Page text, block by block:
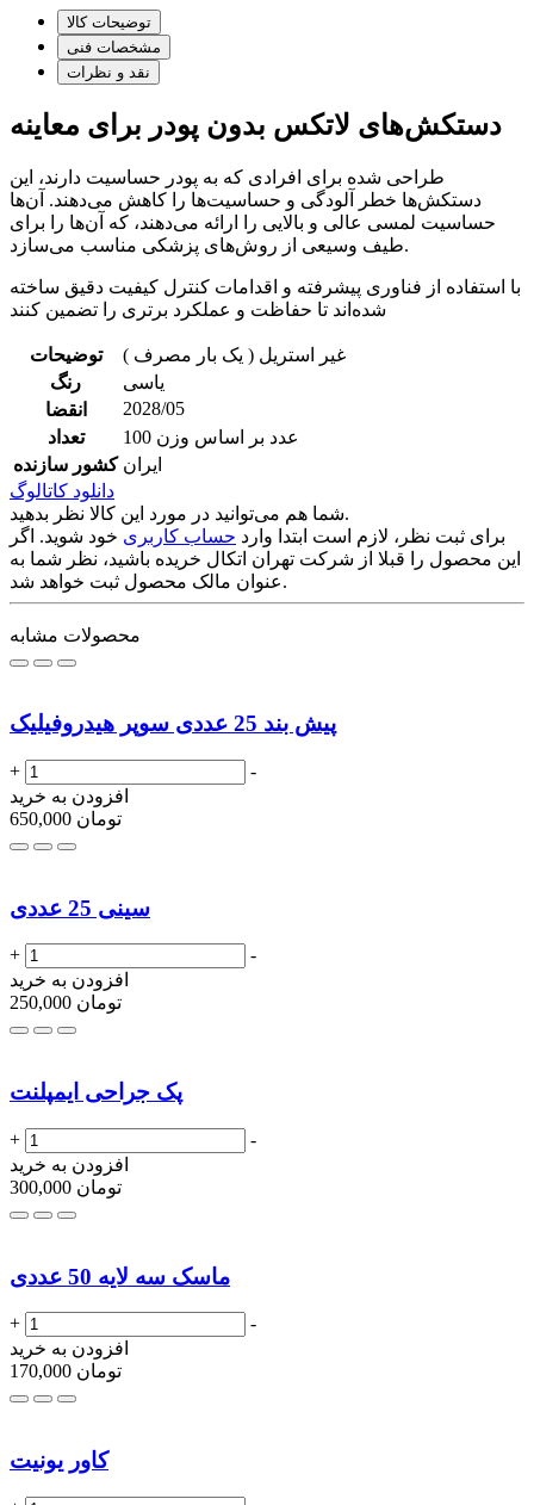
توضیحات کالا
مشخصات فنی
نقد و نظرات
دستکش‌های لاتکس بدون پودر برای معاینه
طراحی شده برای افرادی که به پودر حساسیت دارند، این
دستکش‌ها خطر آلودگی و حساسیت‌ها را کاهش می‌دهند. آن‌ها
حساسیت لمسی عالی و بالایی را ارائه می‌دهند، که آن‌ها را برای
طیف وسیعی از روش‌های پزشکی مناسب می‌سازد.
با استفاده از فناوری پیشرفته و اقدامات کنترل کیفیت دقیق ساخته
شده‌اند تا حفاظت و عملکرد برتری را تضمین کنند
توضیحات
غیر استریل ( یک بار مصرف )
رنگ
یاسی
انقضا
2028/05
تعداد
100 عدد بر اساس وزن
کشور سازنده ایران
دانلود کاتالوگ
شما هم می‌توانید در مورد این کالا نظر بدهید.
برای ثبت نظر، لازم است ابتدا وارد حساب کاربری خود شوید. اگر
این محصول را قبلا از شرکت تهران اتکال خریده باشید، نظر شما به
عنوان مالک محصول ثبت خواهد شد.
محصولات مشابه
پیش بند 25 عددی سوپر هیدروفیلیک
+
-
افزودن به خرید
650,000 تومان
سینی 25 عددی
+
-
افزودن به خرید
250,000 تومان
پک جراحی ایمپلنت
+
-
افزودن به خرید
300,000 تومان
ماسک سه لایه 50 عددی
+
-
افزودن به خرید
170,000 تومان
کاور یونیت